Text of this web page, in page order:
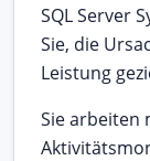
SQL Server
Sie, die
Leistung
Sie arbeiten